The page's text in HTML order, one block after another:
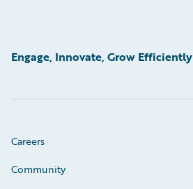
Engage, Innovate, Grow Efficiently
Careers
Community